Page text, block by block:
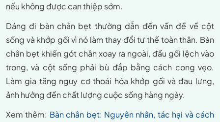
nếu không được can thiệp sớm.
Dáng đi bàn chân bẹt thường dẫn đến vấn đề về cột
sống và khớp gối vì nó làm thay đổi tư thế toàn thân. Bàn
chân bẹt khiến gót chân xoay ra ngoài, đầu gối lệch vào
trong, và cột sống phải bù đắp bằng cách cong vẹo.
Làm gia tăng nguy cơ thoái hóa khớp gối và đau lưng,
ảnh hưởng đến chất lượng cuộc sống hàng ngày.
Xem thêm: Bàn chân bẹt: Nguyên nhân, tác hại và cách